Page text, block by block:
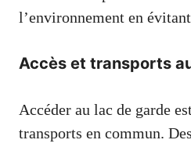
l’environnement en
Accès et transports
Accéder au lac de garde
transports en commun.